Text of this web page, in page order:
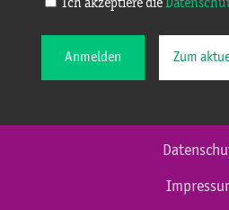
Ich akzeptiere die
Anmelden Zum